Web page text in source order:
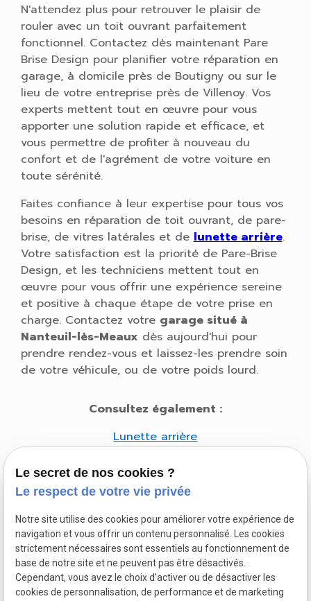
N'attendez plus pour retrouver le plaisir de
rouler avec un toit ouvrant parfaitement
fonctionnel. Contactez dès maintenant Pare
Brise Design pour planifier votre réparation en
garage, à domicile près de Boutigny ou sur le
lieu de votre entreprise près de Villenoy. Vos
experts mettent tout en œuvre pour vous
apporter une solution rapide et efficace, et
vous permettre de profiter à nouveau du
confort et de l'agrément de votre voiture en
toute sérénité.
Faites confiance à leur expertise pour tous vos
besoins en réparation de toit ouvrant, de pare-
brise, de vitres latérales et de lunette arrière.
Votre satisfaction est la priorité de Pare-Brise
Design, et les techniciens mettent tout en
œuvre pour vous offrir une expérience sereine
et positive à chaque étape de votre prise en
charge. Contactez votre garage situé à
Nanteuil-lès-Meaux dès aujourd'hui pour
prendre rendez-vous et laissez-les prendre soin
de votre véhicule, ou de votre poids lourd.
Consultez également :
Lunette arrière
Mentions légales
Le secret de nos cookies ?
Le respect de votre vie privée
Notre site utilise des cookies pour améliorer votre expérience de
navigation et vous offrir un contenu personnalisé. Les cookies
strictement nécessaires sont essentiels au fonctionnement de
base de notre site et ne peuvent pas être désactivés.
Cependant, vous avez le choix d'activer ou de désactiver les
cookies de personnalisation, de performance et de marketing